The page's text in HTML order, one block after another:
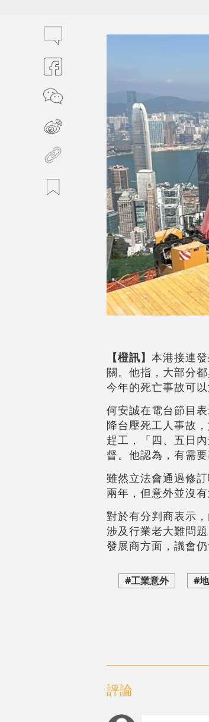
【橙訊】 本港接連
關。他指，大部分
今年的死亡事故可以
何安誠在電台節目
降台壓死工人事故
趕工，「四、五日
督。他認為，有需
雖然立法會通過修
兩年，但意外並沒
對於有分判商表示
涉及行業老大難問
發展商方面，議會
#工業意外 #
評論